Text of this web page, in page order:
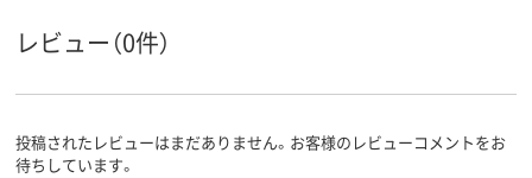
レビュー（0件）
投稿されたレビューはまだありません。お客様のレビューコメントをお
待ちしています。